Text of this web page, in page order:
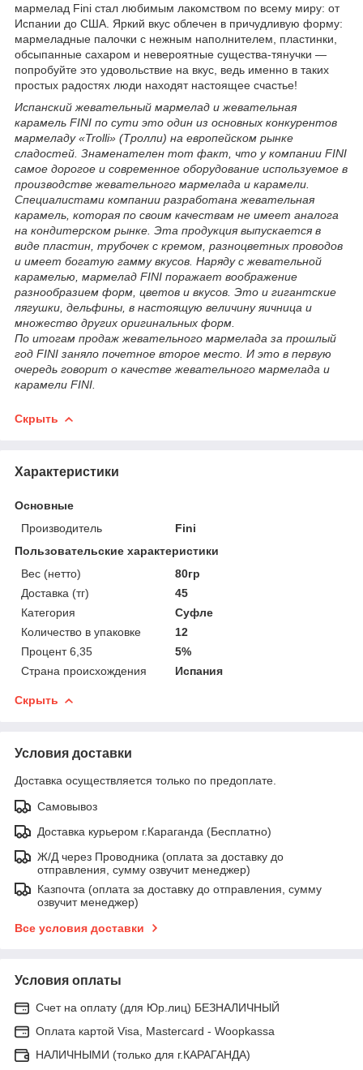
мармелад Fini стал любимым лакомством по всему миру: от
Испании до США. Яркий вкус облечен в причудливую форму:
мармеладные палочки с нежным наполнителем, пластинки,
обсыпанные сахаром и невероятные существа-тянучки —
попробуйте это удовольствие на вкус, ведь именно в таких
простых радостях люди находят настоящее счастье!
Испанский жевательный мармелад и жевательная
карамель FINI по сути это один из основных конкурентов
мармеладу «Trolli» (Тролли) на европейском рынке
сладостей. Знаменателен тот факт, что у компании FINI
cамое дорогое и современное оборудование используемое в
производстве жевательного мармелада и карамели.
Специалистами компании разработана жевательная
карамель, которая по своим качествам не имеет аналога
на кондитерском рынке. Эта продукция выпускается в
виде пластин, трубочек с кремом, разноцветных проводов
и имеет богатую гамму вкусов. Наряду с жевательной
карамелью, мармелад FINI поражает воображение
разнообразием форм, цветов и вкусов. Это и гигантские
лягушки, дельфины, в настоящую величину яичница и
множество других оригинальных форм.
По итогам продаж жевательного мармелада за прошлый
год FINI заняло почетное второе место. И это в первую
очередь говорит о качестве жевательного мармелада и
карамели FINI.
Скрыть
Характеристики
Основные
Производитель
Fini
Пользовательские характеристики
Вес (нетто)
80гр
Доставка (тг)
45
Категория
Суфле
Количество в упаковке
12
Процент 6,35
5%
Страна происхождения
Испания
Скрыть
Условия доставки
Доставка осуществляется только по предоплате.
Самовывоз
Доставка курьером г.Караганда (Бесплатно)
Ж/Д через Проводника (оплата за доставку до
отправления, сумму озвучит менеджер)
Казпочта (оплата за доставку до отправления, сумму
озвучит менеджер)
Все условия доставки
Условия оплаты
Счет на оплату (для Юр.лиц) БЕЗНАЛИЧНЫЙ
Оплата картой Visa, Mastercard - Woopkassa
НАЛИЧНЫМИ (только для г.КАРАГАНДА)